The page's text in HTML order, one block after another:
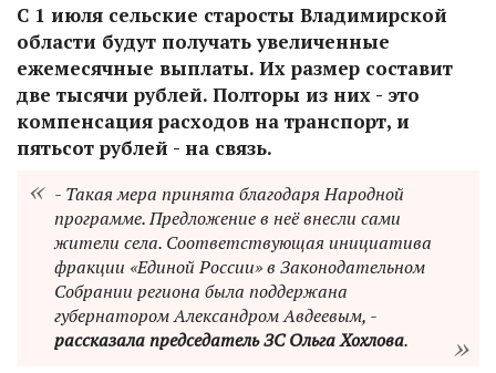
С 1 июля cельские старосты Владимирской
области будут получать увеличенные
ежемесячные выплаты. Их размер составит
две тысячи рублей. Полторы из них - это
компенсация расходов на транспорт, и
пятьсот рублей - на связь.
- Такая мера принята благодаря Народной
программе. Предложение в неё внесли сами
жители села. Соответствующая инициатива
фракции «Единой России» в Законодательном
Собрании региона была поддержана
губернатором Александром Авдеевым, -
рассказала председатель ЗС Ольга Хохлова.